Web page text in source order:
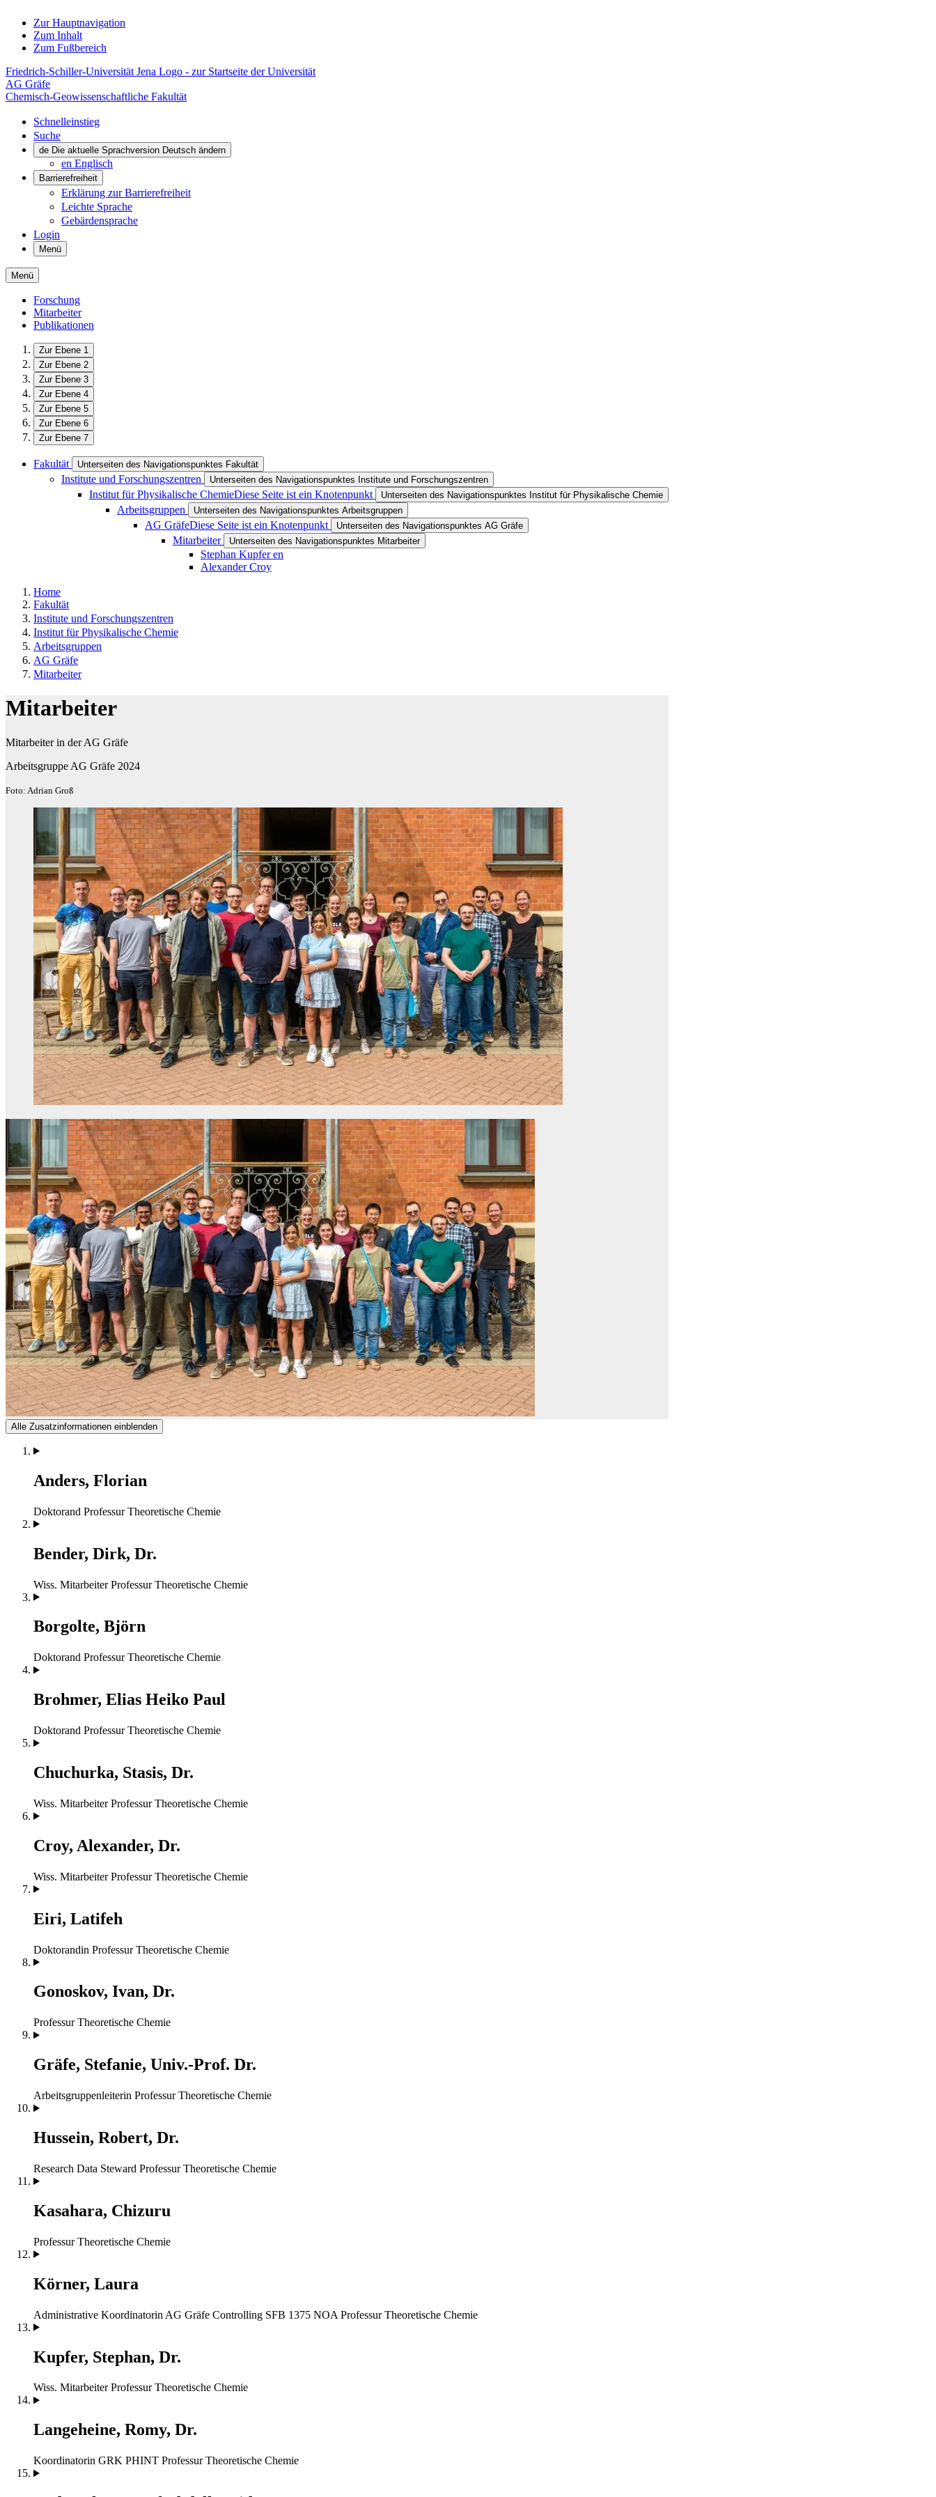
Zur Hauptnavigation
Zum Inhalt
Zum Fußbereich
Friedrich-Schiller-Universität Jena Logo - zur Startseite der Universität
AG Gräfe
Chemisch-Geowissenschaftliche Fakultät
Schnelleinstieg
Suche
de Die aktuelle Sprachversion Deutsch ändern
en Englisch
Barrierefreiheit
Erklärung zur Barrierefreiheit
Leichte Sprache
Gebärdensprache
Login
Menü
Menü
Forschung
Mitarbeiter
Publikationen
Zur Ebene 1
Zur Ebene 2
Zur Ebene 3
Zur Ebene 4
Zur Ebene 5
Zur Ebene 6
Zur Ebene 7
Fakultät Unterseiten des Navigationspunktes Fakultät
Institute und Forschungszentren Unterseiten des Navigationspunktes Institute und Forschungszentren
Institut für Physikalische ChemieDiese Seite ist ein Knotenpunkt Unterseiten des Navigationspunktes Institut für Physikalische Chemie
Arbeitsgruppen Unterseiten des Navigationspunktes Arbeitsgruppen
AG GräfeDiese Seite ist ein Knotenpunkt Unterseiten des Navigationspunktes AG Gräfe
Mitarbeiter Unterseiten des Navigationspunktes Mitarbeiter
Stephan Kupferen
Alexander Croy
Home
Fakultät
Institute und Forschungszentren
Institut für Physikalische Chemie
Arbeitsgruppen
AG Gräfe
Mitarbeiter
Mitarbeiter
Mitarbeiter in der AG Gräfe
Arbeitsgruppe AG Gräfe 2024
Foto: Adrian Groß
Alle Zusatzinformationen einblenden
Anders, Florian
Doktorand Professur Theoretische Chemie
Bender, Dirk, Dr.
Wiss. Mitarbeiter Professur Theoretische Chemie
Borgolte, Björn
Doktorand Professur Theoretische Chemie
Brohmer, Elias Heiko Paul
Doktorand Professur Theoretische Chemie
Chuchurka, Stasis, Dr.
Wiss. Mitarbeiter Professur Theoretische Chemie
Croy, Alexander, Dr.
Wiss. Mitarbeiter Professur Theoretische Chemie
Eiri, Latifeh
Doktorandin Professur Theoretische Chemie
Gonoskov, Ivan, Dr.
Professur Theoretische Chemie
Gräfe, Stefanie, Univ.-Prof. Dr.
Arbeitsgruppenleiterin Professur Theoretische Chemie
Hussein, Robert, Dr.
Research Data Steward Professur Theoretische Chemie
Kasahara, Chizuru
Professur Theoretische Chemie
Körner, Laura
Administrative Koordinatorin AG Gräfe Controlling SFB 1375 NOA Professur Theoretische Chemie
Kupfer, Stephan, Dr.
Wiss. Mitarbeiter Professur Theoretische Chemie
Langeheine, Romy, Dr.
Koordinatorin GRK PHINT Professur Theoretische Chemie